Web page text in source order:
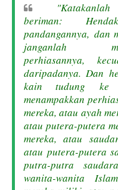
beriman:
pandangannya, dan
janganlah
perhiasannya,
daripadanya. Dan
kain tudung ke
menampakkan
mereka, atau ayah
atau putera-putera
mereka, atau
atau putera-putera
putra-putra
wanita-wanita